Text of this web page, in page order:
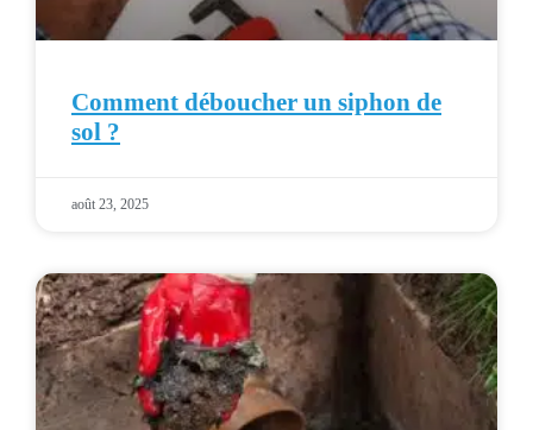
Comment déboucher un siphon de
sol ?
août 23, 2025